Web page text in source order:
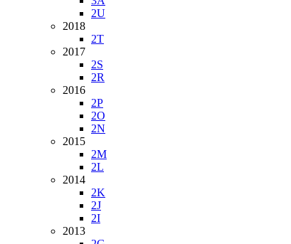
2U
2018
2T
2017
2S
2R
2016
2P
2O
2N
2015
2M
2L
2014
2K
2J
2I
2013